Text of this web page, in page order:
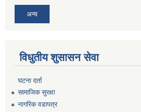
अन्य
विधुतीय शुसासन सेवा
घटना दर्ता
सामाजिक सुरक्षा
नागरिक वडापत्र